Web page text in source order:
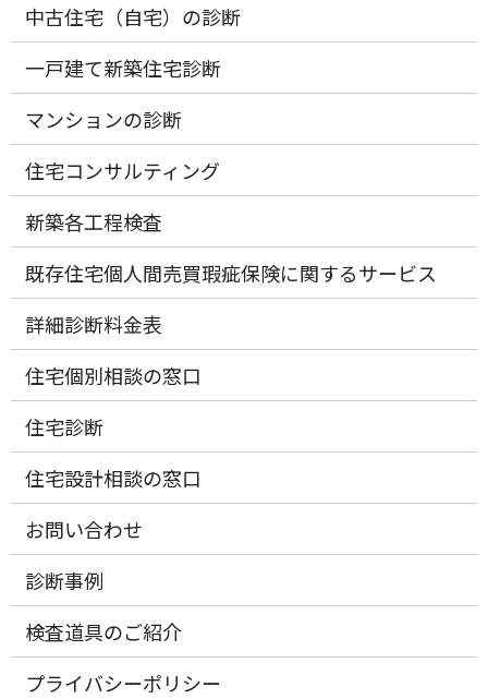
中古住宅（自宅）の診断
一戸建て新築住宅診断
マンションの診断
住宅コンサルティング
新築各工程検査
既存住宅個人間売買瑕疵保険に関するサービス
詳細診断料金表
住宅個別相談の窓口
住宅診断
住宅設計相談の窓口
お問い合わせ
診断事例
検査道具のご紹介
プライバシーポリシー